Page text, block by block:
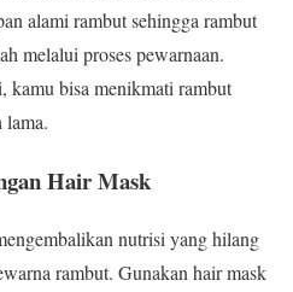
alami rambut sehingga rambut
melalui proses pewarnaan.
kamu bisa menikmati rambut
lama.
Hair Mask
nutrisi yang hilang
rambut. Gunakan hair mask